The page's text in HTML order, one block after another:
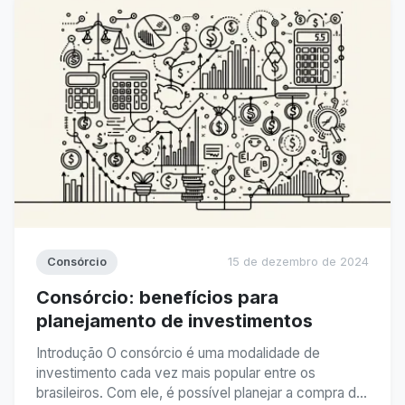
Consórcio 15 de dezembro de 2024
Consórcio: benefícios para
planejamento de investimentos
Introdução O consórcio é uma modalidade de
investimento cada vez mais popular entre os
brasileiros. Com ele, é possível planejar a compra de